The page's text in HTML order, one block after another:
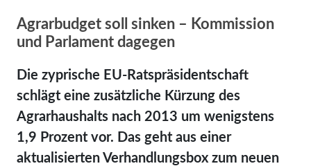
Agrarbudget soll sinken – Kommission
und Parlament dagegen
Die zyprische EU-Ratspräsidentschaft
schlägt eine zusätzliche Kürzung des
Agrarhaushalts nach 2013 um wenigstens
1,9 Prozent vor. Das geht aus einer
aktualisierten Verhandlungsbox zum neuen